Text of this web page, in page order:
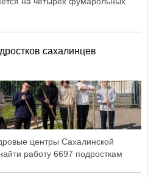
сахалинцев
центры Сахалинской
работу 6697 подросткам